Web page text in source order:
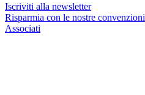
Iscriviti alla newsletter
Risparmia con le nostre convenzioni
Associati